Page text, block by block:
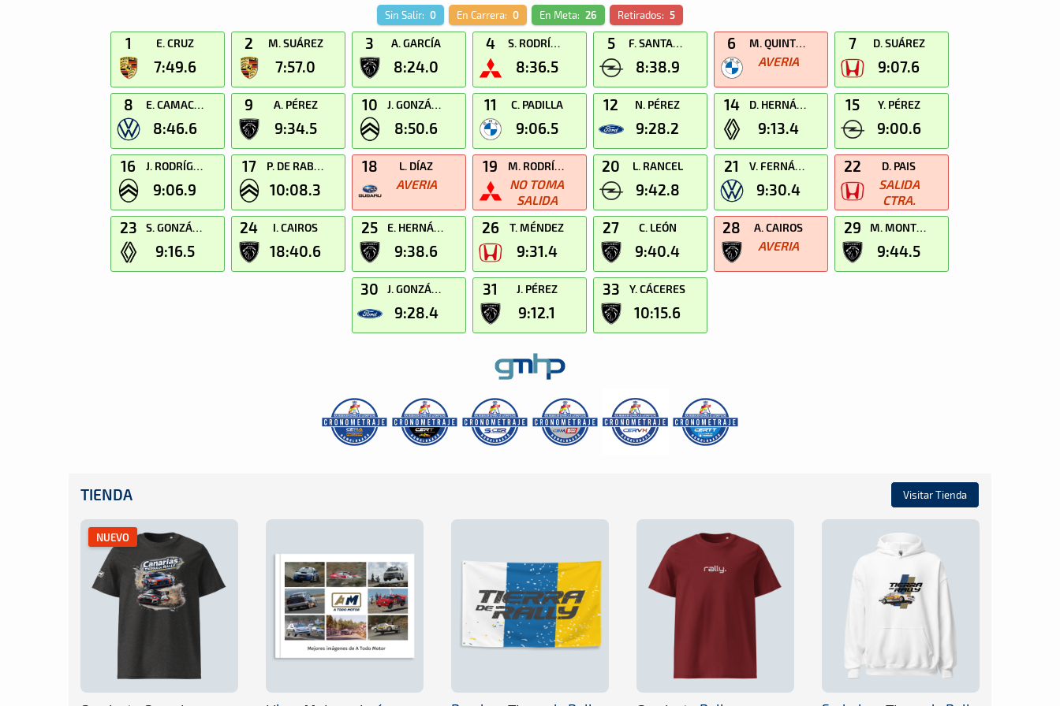
Sin Salir: 0 En Carrera: 0 En Meta: 26 Retirados: 5
1 E. CRUZ
7:49.6
2 M. SUÁREZ
7:57.0
3 A. GARCÍA
8:24.0
4 S. RODRÍGUEZ
8:36.5
5 F. SANTANA
8:38.9
6 M. QUINTINO
AVERIA
7 D. SUÁREZ
9:07.6
8 E. CAMACHO
8:46.6
9 A. PÉREZ
9:34.5
10 J. GONZÁLEZ
8:50.6
11 C. PADILLA
9:06.5
12 N. PÉREZ
9:28.2
14 D. HERNÁNDEZ
9:13.4
15 Y. PÉREZ
9:00.6
16 J. RODRÍGUEZ
9:06.9
17 P. DE RABAGO
10:08.3
18 L. DÍAZ
AVERIA
19 M. RODRÍGUEZ
NO TOMA
SALIDA
20 L. RANCEL
9:42.8
21 V. FERNÁNDEZ
9:30.4
22 D. PAIS
SALIDA
CTRA.
23 S. GONZÁLEZ
9:16.5
24 I. CAIROS
18:40.6
25 E. HERNÁNDEZ
9:38.6
26 T. MÉNDEZ
9:31.4
27 C. LEÓN
9:40.4
28 A. CAIROS
AVERIA
29 M. MONTESINOS
9:44.5
30 J. GONZÁLEZ
9:28.4
31 J. PÉREZ
9:12.1
33 Y. CÁCERES
10:15.6
TIENDA Visitar Tienda
NUEVO